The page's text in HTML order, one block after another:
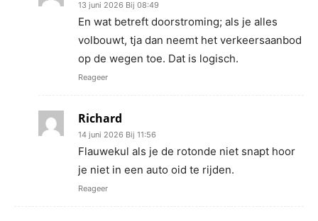
13 juni 2026 Bij 08:49
En wat betreft doorstroming; als je alles
volbouwt, tja dan neemt het verkeersaanbod
op de wegen toe. Dat is logisch.
Reageer
Richard
14 juni 2026 Bij 11:56
Flauwekul als je de rotonde niet snapt hoor
je niet in een auto oid te rijden.
Reageer